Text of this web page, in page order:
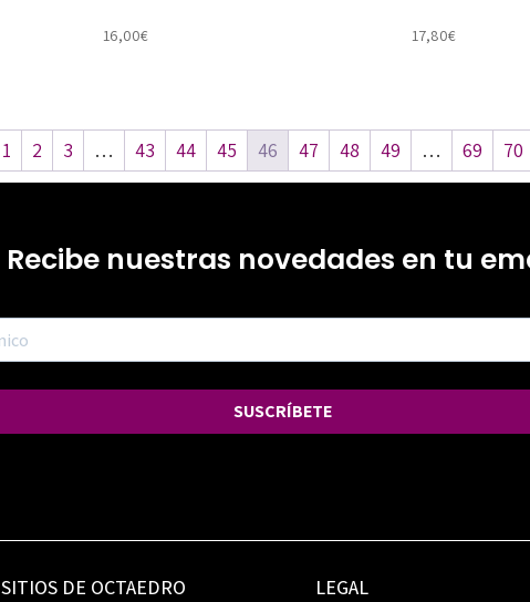
16,00€ 17,80€
1 2 3 … 43 44 45 46 47 48 49 … 69 70
Recibe nuestras novedades en tu
SUSCRÍBETE
SITIOS DE OCTAEDRO LEGAL